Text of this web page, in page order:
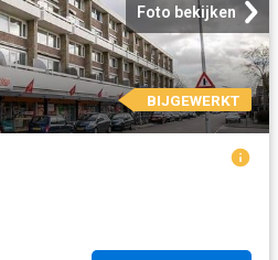
Foto bekijken
BIJGEWERKT